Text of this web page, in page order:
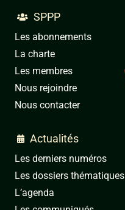
 SPPP
Les abonnements
La charte
Les membres
Nous rejoindre
Nous contacter
 Actualités
Les derniers numéros
Les dossiers thématiques
L’agenda